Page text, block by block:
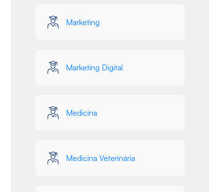
Marketing
Marketing Digital
Medicina
Medicina Veterinária